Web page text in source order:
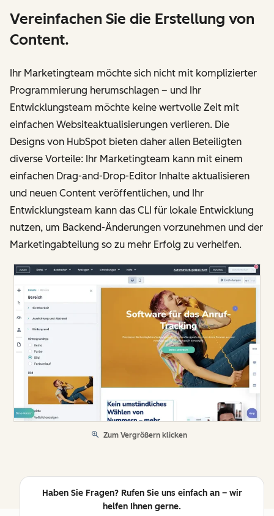
Vereinfachen Sie die Erstellung von
Content.
Ihr Marketingteam möchte sich nicht mit komplizierter
Programmierung herumschlagen – und Ihr
Entwicklungsteam möchte keine wertvolle Zeit mit
einfachen Websiteaktualisierungen verlieren. Die
Designs von HubSpot bieten daher allen Beteiligten
diverse Vorteile: Ihr Marketingteam kann mit einem
einfachen Drag-and-Drop-Editor Inhalte aktualisieren
und neuen Content veröffentlichen, und Ihr
Entwicklungsteam kann das CLI für lokale Entwicklung
nutzen, um Backend-Änderungen vorzunehmen und der
Marketingabteilung so zu mehr Erfolg zu verhelfen.
Zum Vergrößern klicken
Haben Sie Fragen? Rufen Sie uns einfach an – wir
helfen Ihnen gerne.